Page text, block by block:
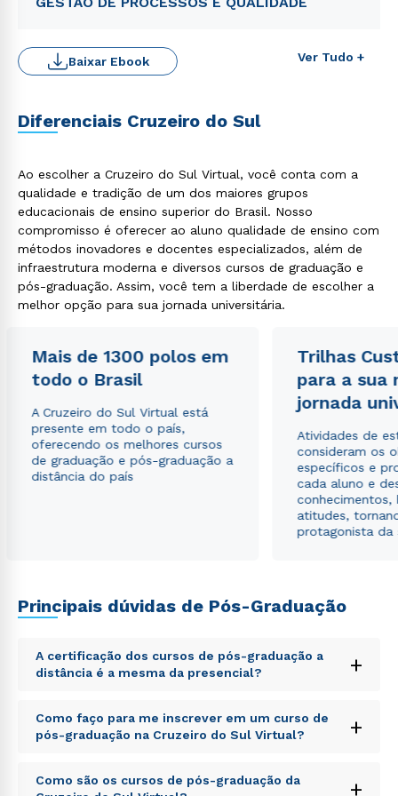
Ver Tudo +
Baixar Ebook
Diferenciais Cruzeiro do Sul
Ao escolher a Cruzeiro do Sul Virtual, você conta com a
qualidade e tradição de um dos maiores grupos
educacionais de ensino superior do Brasil. Nosso
compromisso é oferecer ao aluno qualidade de ensino com
métodos inovadores e docentes especializados, além de
infraestrutura moderna e diversos cursos de graduação e
pós-graduação. Assim, você tem a liberdade de escolher a
melhor opção para sua jornada universitária.
Mais de 1300 polos em
todo o Brasil
A Cruzeiro do Sul Virtual está
presente em todo o país,
oferecendo os melhores cursos
de graduação e pós-graduação a
distância do país
Trilhas
para a sua
jornada
Atividades de
consideram os
específicos e
cada aluno e
conhecimentos,
atitudes,
protagonista da
Principais dúvidas de Pós-Graduação
A certificação dos cursos de pós-graduação a
distância é a mesma da presencial?
+
Sed ut perspiciatis unde omnis iste natus error sit
voluptatem accusantium doloremque laudantium,
totam rem aperiam, eaque ipsa quae ab illo inventore
explicabo. Nemo enim ipsam voluptatem quia
Como faço para me inscrever em um curso de
pós-graduação na Cruzeiro do Sul Virtual?
+
Sed ut perspiciatis unde omnis iste natus error sit
voluptatem accusantium doloremque laudantium,
Como são os cursos de pós-graduação da
+
Rápido e fácil
WhatsApp
ou
Estou de acordo com aPolítica de Privacidade.e
autorizo que meus dados sejam utilizados para o
envio de conteúdos da Cruzeiro do Sul.